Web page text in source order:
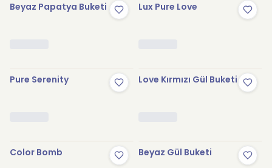
Beyaz Papatya Buketi Lux Pure Love
Pure Serenity Love Kırmızı Gül Buketi
Color Bomb Beyaz Gül Buketi